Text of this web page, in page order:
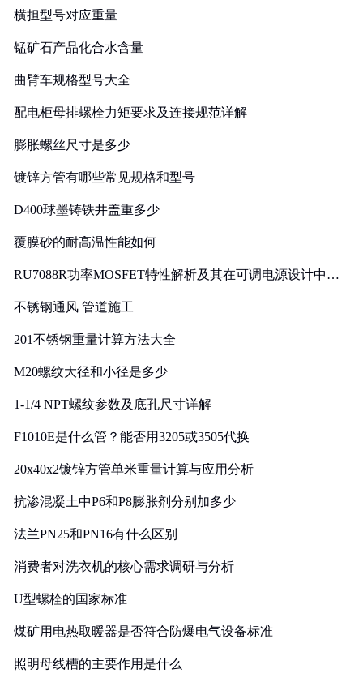
横担型号对应重量
锰矿石产品化合水含量
曲臂车规格型号大全
配电柜母排螺栓力矩要求及连接规范详解
膨胀螺丝尺寸是多少
镀锌方管有哪些常见规格和型号
D400球墨铸铁井盖重多少
覆膜砂的耐高温性能如何
RU7088R功率MOSFET特性解析及其在可调电源设计中的
不锈钢通风 管道施工
201不锈钢重量计算方法大全
M20螺纹大径和小径是多少
1-1/4 NPT螺纹参数及底孔尺寸详解
F1010E是什么管？能否用3205或3505代换
20x40x2镀锌方管单米重量计算与应用分析
抗渗混凝土中P6和P8膨胀剂分别加多少
法兰PN25和PN16有什么区别
消费者对洗衣机的核心需求调研与分析
U型螺栓的国家标准
煤矿用电热取暖器是否符合防爆电气设备标准
照明母线槽的主要作用是什么